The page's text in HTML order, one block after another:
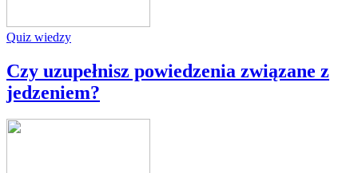
Quiz wiedzy
Czy uzupełnisz powiedzenia związane z
jedzeniem?